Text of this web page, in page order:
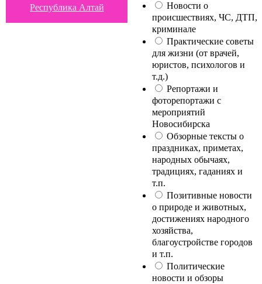
Республика Алтай
Новости о
происшествиях, ЧС, ДТП,
криминале
Практические советы
для жизни (от врачей,
юристов, психологов и
т.д.)
Репортажи и
фоторепортажи с
мероприятий
Новосибирска
Обзорные тексты о
праздниках, приметах,
народных обычаях,
традициях, гаданиях и
т.п.
Позитивные новости
о природе и животных,
достижениях народного
хозяйства,
благоустройстве городов
и т.п.
Политические
новости и обзоры